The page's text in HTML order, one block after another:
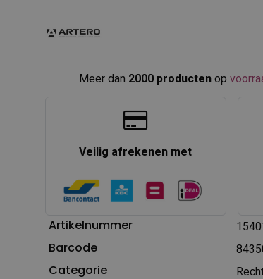
Meer dan 2000 producten op
Veilig afrekenen met
Artikelnummer
Barcode
Categorie